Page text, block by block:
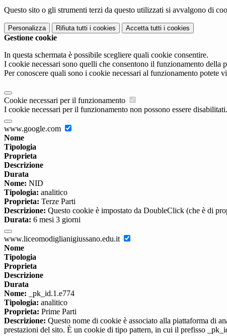
Questo sito o gli strumenti terzi da questo utilizzati si avvalgono di
Personalizza Rifiuta tutti i cookies Accetta tutti i cookies
Gestione cookie
In questa schermata è possibile scegliere quali cookie consentire.
I cookie necessari sono quelli che consentono il funzionamento della
Per conoscere quali sono i cookie necessari al funzionamento potete
Cookie necessari per il funzionamento
I cookie necessari per il funzionamento non possono essere
www.google.com
Nome
Tipologia
Proprieta
Descrizione
Durata
Nome: NID
Tipologia: analitico
Proprieta: Terze Parti
Descrizione: Questo cookie è impostato da DoubleClick (che è di
Durata: 6 mesi 3 giorni
www.liceomodiglianigiussano.edu.it
Nome
Tipologia
Proprieta
Descrizione
Durata
Nome: _pk_id.1.e774
Tipologia: analitico
Proprieta: Prime Parti
Descrizione: Questo nome di cookie è associato alla piattaforma di
prestazioni del sito. È un cookie di tipo pattern, in cui il prefisso